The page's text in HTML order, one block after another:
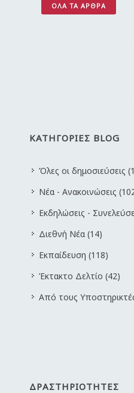
ΌΛΑ ΤΑ ΆΡΘΡΑ
ΚΑΤΗΓΟΡΙΕΣ BLOG
Όλες οι δημοσιεύσεις
Νέα - Ανακοινώσεις
Εκδηλώσεις -
Διεθνή Νέα (14)
Εκπαίδευση (118)
Έκτακτο Δελτίο (42)
Από τους
ΔΡΑΣΤΗΡΙΌΤΗΤΕΣ